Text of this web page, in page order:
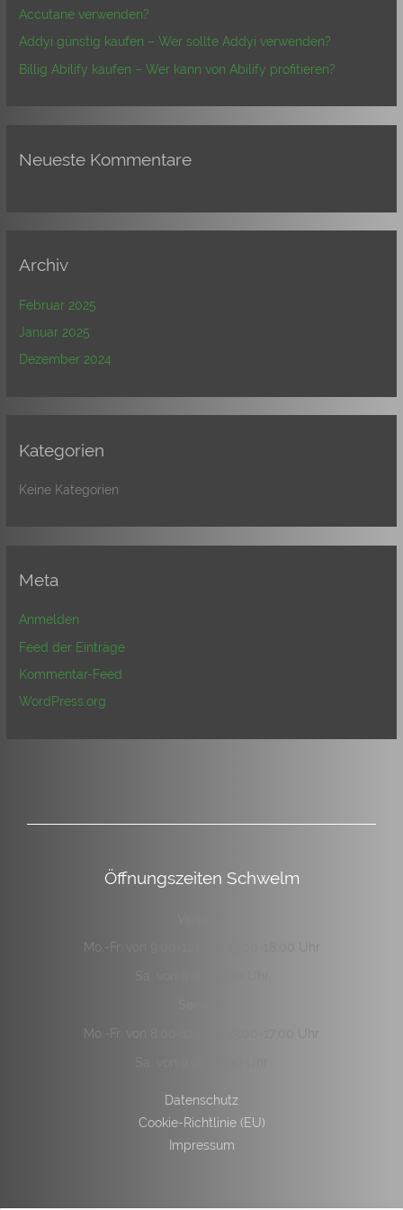
:Accutane verwenden?
Addyi günstig kaufen – Wer sollte Addyi verwenden?
Billig Abilify kaufen – Wer kann von Abilify profitieren?
Neueste Kommentare
Archiv
Februar 2025
Januar 2025
Dezember 2024
Kategorien
Keine Kategorien
Meta
Anmelden
Feed der Einträge
Kommentar-Feed
WordPress.org
Öffnungszeiten Schwelm
Mo.-Fr. von 9:00-12:00 & 13:00-18:00 Uhr
Mo.-Fr. von 8:00-12:00 & 13:00-17:00 Uhr
Datenschutz
Cookie-Richtlinie (EU)
Impressum